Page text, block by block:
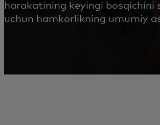
harakatining keyingi bosqichini
uchun hamkorlikning umumiy